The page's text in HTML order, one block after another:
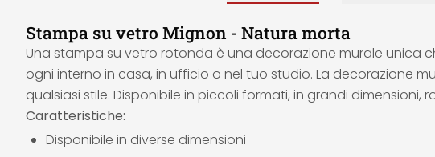
Stampa su vetro Mignon - Natura morta
Una stampa su vetro rotonda è una decorazione murale unica
ogni interno in casa, in ufficio o nel tuo studio. La decorazione
qualsiasi stile. Disponibile in piccoli formati, in grandi
Caratteristiche:
Disponibile in diverse dimensioni